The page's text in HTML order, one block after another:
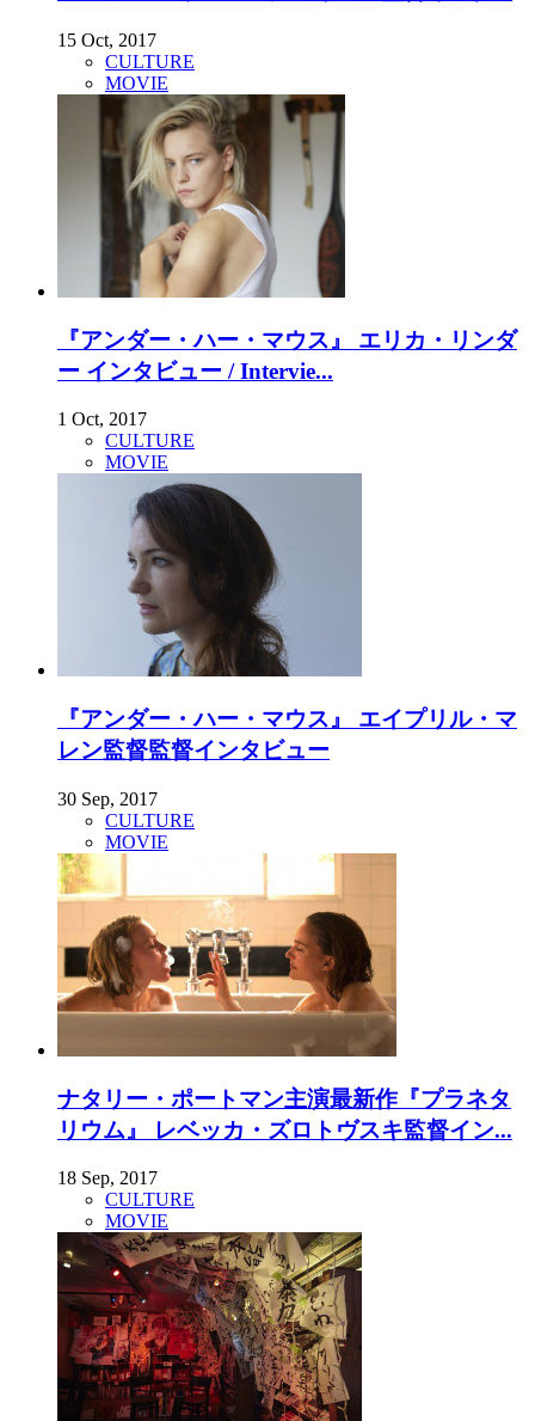
15 Oct, 2017
CULTURE
MOVIE
『アンダー・ハー・マウス』 エリカ・リンダ
ー インタビュー / Intervie...
1 Oct, 2017
CULTURE
MOVIE
『アンダー・ハー・マウス』 エイプリル・マ
レン監督監督インタビュー
30 Sep, 2017
CULTURE
MOVIE
ナタリー・ポートマン主演最新作『プラネタ
リウム』 レベッカ・ズロトヴスキ監督イン...
18 Sep, 2017
CULTURE
MOVIE